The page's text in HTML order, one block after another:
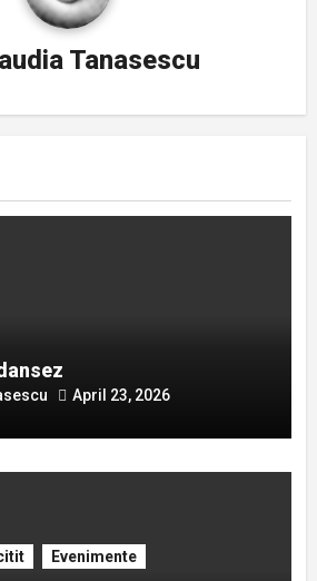
Tanasescu
April 23, 2026
Evenimente